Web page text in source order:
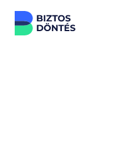
Ugrás a tartalomhoz